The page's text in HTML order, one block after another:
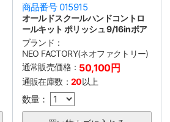
商品番号 015915
オールドスクールハンドコントロ
ールキット ポリッシュ 9/16inボア
ブランド：
NEO FACTORY(ネオファクトリー)
通常販売価格： 50,100円
通販在庫数： 20以上
数量：